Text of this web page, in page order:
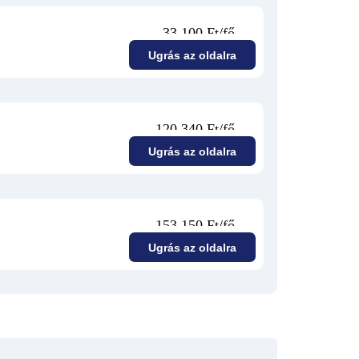
33 100 Ft/fő
Ugrás az oldalra
120 340 Ft/fő
Ugrás az oldalra
153 150 Ft/fő
Ugrás az oldalra